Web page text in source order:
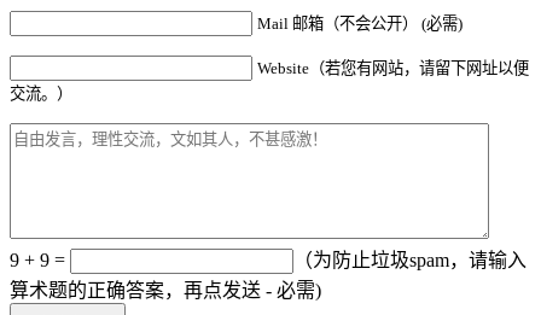
Mail 邮箱（不会公开） (必需)
Website（若您有网站，请留下网址以便
交流。）
9 + 9 =
（为防止垃圾spam，请输入
算术题的正确答案，再点发送 - 必需)